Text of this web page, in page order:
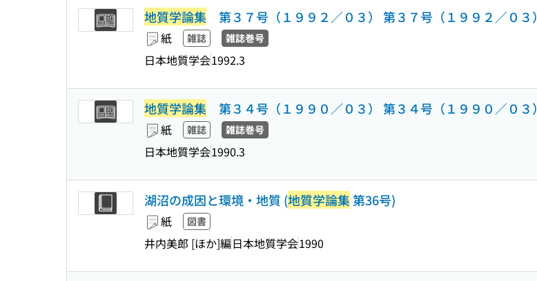
地質学論集 第３７号（１９９２／０３） 第３７号（１９９２／０３）
紙 雑誌 雑誌巻号
日本地質学会1992.3
地質学論集 第３４号（１９９０／０３） 第３４号（１９９０／０３）
紙 雑誌 雑誌巻号
日本地質学会1990.3
湖沼の成因と環境・地質 (地質学論集第36号)
紙 図書
井内美郎 [ほか]編日本地質学会1990